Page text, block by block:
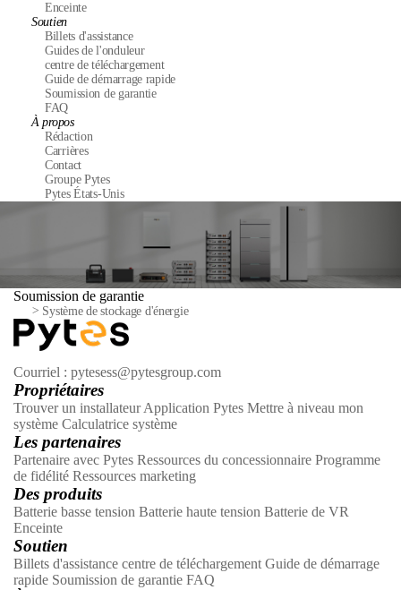
Enceinte
Soutien
Billets d'assistance
Guides de l'onduleur
centre de téléchargement
Guide de démarrage rapide
Soumission de garantie
FAQ
À propos
Rédaction
Carrières
Contact
Groupe Pytes
Pytes États-Unis
Soumission de garantie
> Système de stockage d'énergie
Courriel : pytesess@pytesgroup.com
Propriétaires
Trouver un installateur Application Pytes Mettre à niveau mon
système Calculatrice système
Les partenaires
Partenaire avec Pytes Ressources du concessionnaire Programme
de fidélité Ressources marketing
Des produits
Batterie basse tension Batterie haute tension Batterie de VR
Enceinte
Soutien
Billets d'assistance centre de téléchargement Guide de démarrage
rapide Soumission de garantie FAQ